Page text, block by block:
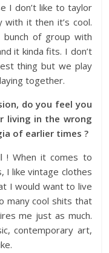
I don’t like to taylor
with it then it’s cool.
of group with
it kinda fits. I don’t
thing but we play
together.
do you feel you
living in the wrong
of earlier times ?
! When it comes to
I like vintage clothes
I would want to live
many cool shits that
me just as much.
contemporary art,